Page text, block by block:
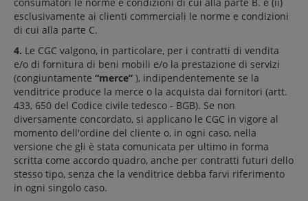
esclusivamente ai clienti commerciali le norme e condizioni
di cui alla parte C.
4. Le CGC valgono, in particolare, per i contratti di vendita
e/o di fornitura di beni mobili e/o la prestazione di servizi
(congiuntamente “merce” ), indipendentemente se la
venditrice produce la merce o la acquista dai fornitori (artt.
433, 650 del Codice civile tedesco - BGB). Se non
diversamente concordato, si applicano le CGC in vigore al
momento dell'ordine del cliente o, in ogni caso, nella
versione che gli è stata comunicata per ultimo in forma
scritta come accordo quadro, anche per contratti futuri dello
stesso tipo, senza che la venditrice debba farvi riferimento
in ogni singolo caso.